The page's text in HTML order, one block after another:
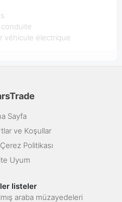
véhicule électrique
Sayfa
ve Koşullar
Politikası
Uyum
listeler
araba müzayedeleri